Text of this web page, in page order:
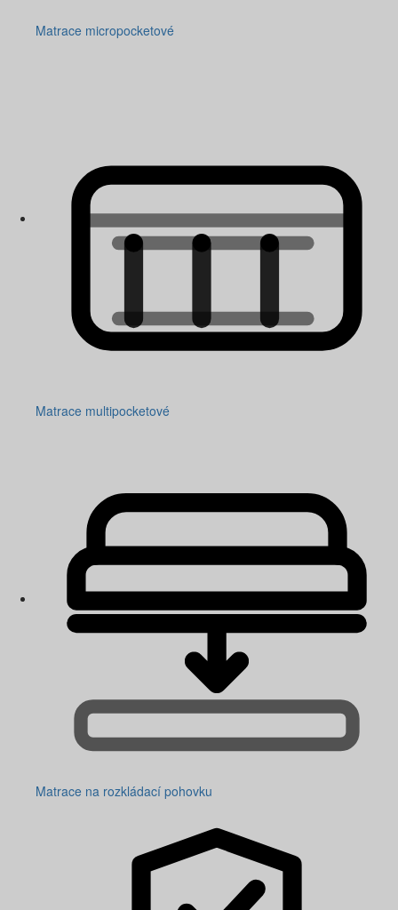
Matrace micropocketové
Matrace multipocketové
Matrace na rozkládací pohovku